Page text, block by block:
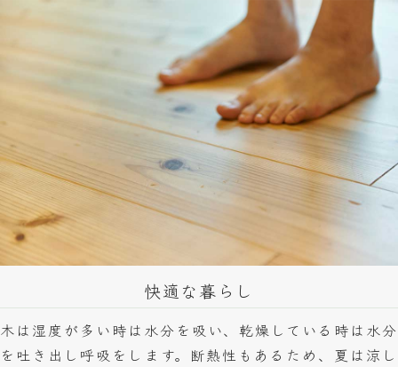
快適な暮らし
木は湿度が多い時は水分を吸い、乾燥している時は水分
を吐き出し呼吸をします。断熱性もあるため、夏は涼し